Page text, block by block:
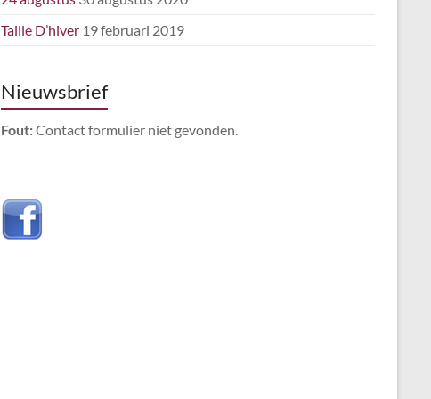
Taille D’hiver 19 februari 2019
Nieuwsbrief
Fout:Contact formulier niet gevonden.